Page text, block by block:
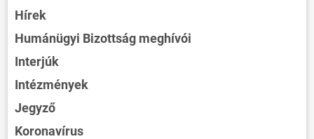
Hírek
Humánügyi Bizottság meghívói
Interjúk
Intézmények
Jegyző
Koronavírus